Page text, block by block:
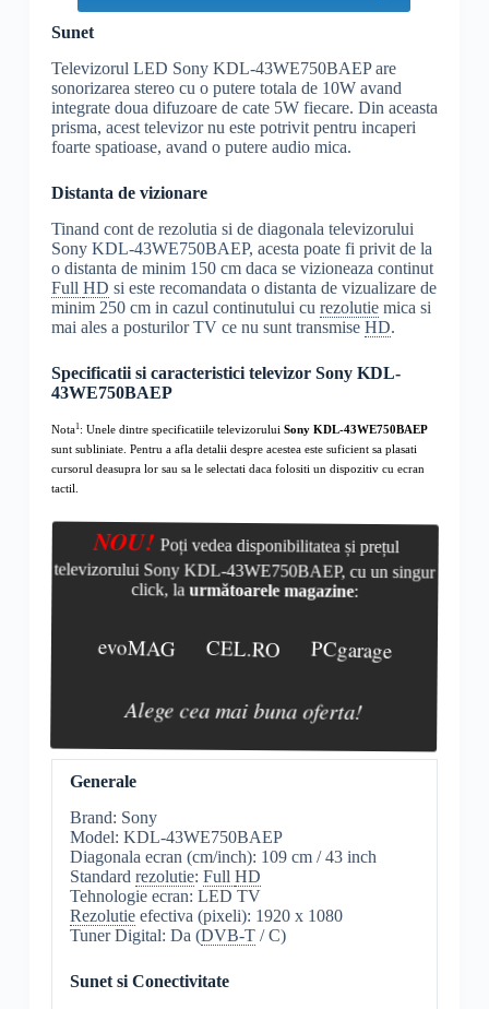
Sunet
Televizorul LED Sony KDL-43WE750BAEP are
sonorizarea stereo cu o putere totala de 10W avand
integrate doua difuzoare de cate 5W fiecare. Din aceasta
prisma, acest televizor nu este potrivit pentru incaperi
foarte spatioase, avand o putere audio mica.
Distanta de vizionare
Tinand cont de rezolutia si de diagonala televizorului
Sony KDL-43WE750BAEP, acesta poate fi privit de la
o distanta de minim 150 cm daca se vizioneaza continut
Full HD si este recomandata o distanta de vizualizare de
minim 250 cm in cazul continutului cu rezolutiemica si
mai ales a posturilor TV ce nu sunt transmise HD.
Specificatii si caracteristici televizor Sony KDL-
43WE750BAEP
Nota1: Unele dintre specificatiile televizorului Sony KDL-43WE750BAEP
sunt subliniate. Pentru a afla detalii despre acestea este suficient sa plasati
cursorul deasupra lor sau sa le selectati daca folositi un dispozitiv cu ecran
tactil.
NOU! Poți vedea disponibilitatea și prețul
televizorului Sony KDL-43WE750BAEP, cu un singur
click, la următoarele magazine:
evoMAG CEL.RO PCgarage
Alege cea mai buna oferta!
Generale
Brand: Sony
Model: KDL-43WE750BAEP
Diagonala ecran (cm/inch): 109 cm / 43 inch
Standard rezolutie: Full HD
Tehnologie ecran: LED TV
Rezolutieefectiva (pixeli): 1920 x 1080
Tuner Digital: Da (DVB-T/ C)
Sunet si Conectivitate